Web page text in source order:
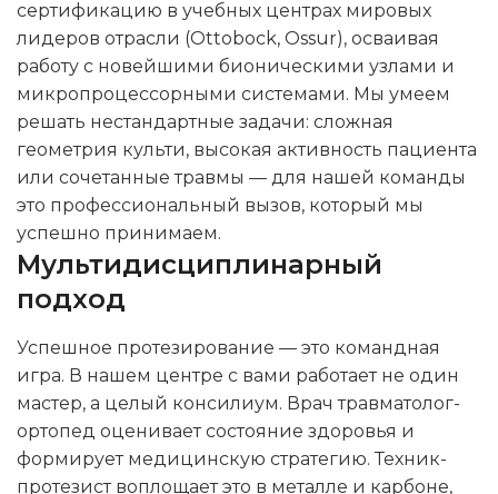
сертификацию в учебных центрах мировых
лидеров отрасли (Ottobock, Ossur), осваивая
работу с новейшими бионическими узлами и
микропроцессорными системами. Мы умеем
решать нестандартные задачи: сложная
геометрия культи, высокая активность пациента
или сочетанные травмы — для нашей команды
это профессиональный вызов, который мы
успешно принимаем.
Мультидисциплинарный
подход
Успешное протезирование — это командная
игра. В нашем центре с вами работает не один
мастер, а целый консилиум. Врач травматолог-
ортопед оценивает состояние здоровья и
формирует медицинскую стратегию. Техник-
протезист воплощает это в металле и карбоне,